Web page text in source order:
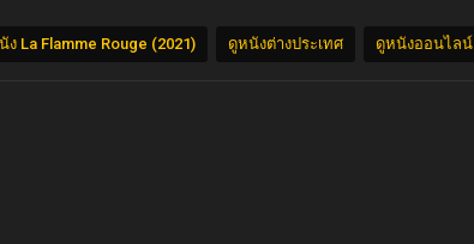
ง La Flamme Rouge (2021) ดูหนังต่างประเทศ ดูหนังออนไลน์